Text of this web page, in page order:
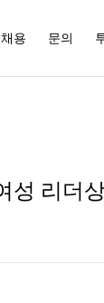
용 문의
성 리더